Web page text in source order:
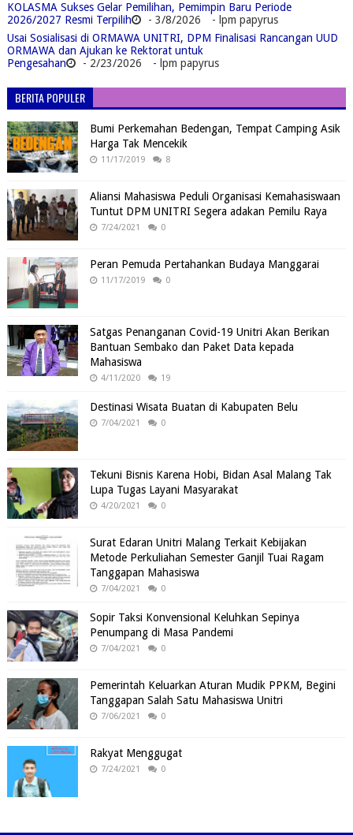
KOLASMA Sukses Gelar Pemilihan, Pemimpin Baru Periode
2026/2027 Resmi Terpilih
- 3/8/2026
- lpm papyrus
Usai Sosialisasi di ORMAWA UNITRI, DPM Finalisasi Rancangan UUD
ORMAWA dan Ajukan ke Rektorat untuk
Pengesahan
- 2/23/2026 - lpm papyrus
BERITA POPULER
Bumi Perkemahan Bedengan, Tempat Camping Asik
Harga Tak Mencekik
11/17/2019 8
Aliansi Mahasiswa Peduli Organisasi Kemahasiswaan
Tuntut DPM UNITRI Segera adakan Pemilu Raya
7/24/2021 0
Peran Pemuda Pertahankan Budaya Manggarai
11/17/2019 0
Satgas Penanganan Covid-19 Unitri Akan Berikan
Bantuan Sembako dan Paket Data kepada
Mahasiswa
4/11/2020 19
Destinasi Wisata Buatan di Kabupaten Belu
7/04/2021 0
Tekuni Bisnis Karena Hobi, Bidan Asal Malang Tak
Lupa Tugas Layani Masyarakat
4/20/2021 0
Surat Edaran Unitri Malang Terkait Kebijakan
Metode Perkuliahan Semester Ganjil Tuai Ragam
Tanggapan Mahasiswa
7/04/2021 0
Sopir Taksi Konvensional Keluhkan Sepinya
Penumpang di Masa Pandemi
7/04/2021 0
Pemerintah Keluarkan Aturan Mudik PPKM, Begini
Tanggapan Salah Satu Mahasiswa Unitri
7/06/2021 0
Rakyat Menggugat
7/24/2021 0